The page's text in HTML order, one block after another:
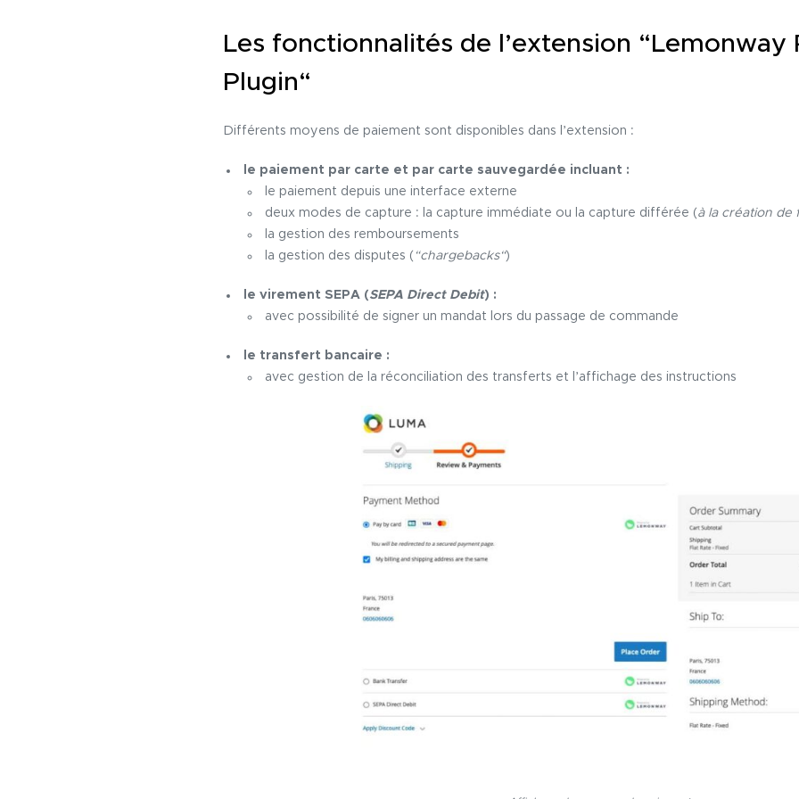
Les fonctionnalités de l’extension “Lemonway
Plugin“
Différents moyens de paiement sont disponibles dans l’extension :
le paiement par carte et par carte sauvegardée incluant :
le paiement depuis une interface externe
deux modes de capture : la capture immédiate ou la capture différée (à la création de
la gestion des remboursements
la gestion des disputes ( “chargebacks“)
le virement SEPA (SEPA Direct Debit) :
avec possibilité de signer un mandat lors du passage de commande
le transfert bancaire :
avec gestion de la réconciliation des transferts et l’affichage des instructions